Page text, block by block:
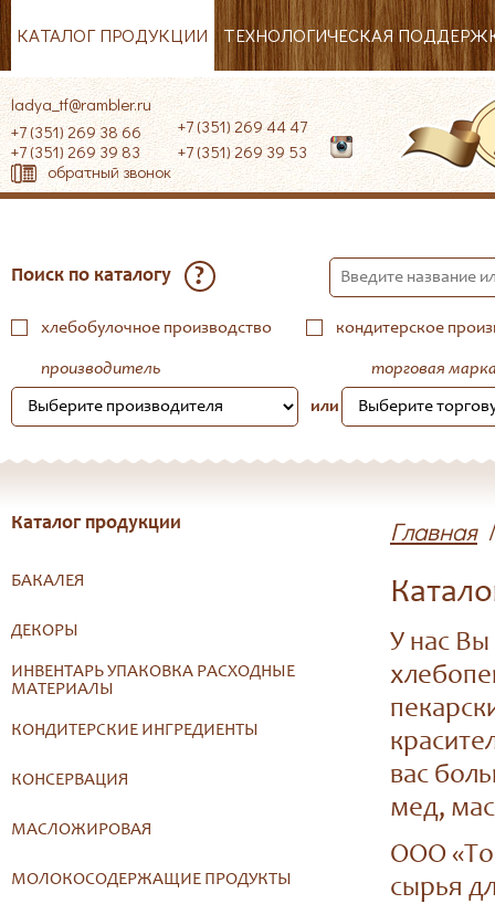
КАТАЛОГ ПРОДУКЦИИ ТЕХНОЛОГИЧЕСКАЯ
ladya_tf@rambler.ru
+7 (351) 269 38 66
+7 (351) 269 39 83
+7 (351) 269 44 47
+7 (351) 269 39 53
обратный звонок
Поиск по каталогу ?
хлебобулочное производство кондитерское
производитель
или
торговая
Каталог продукции
БАКАЛЕЯ
ДЕКОРЫ
ИНВЕНТАРЬ УПАКОВКА РАСХОДНЫЕ
МАТЕРИАЛЫ
КОНДИТЕРСКИЕ ИНГРЕДИЕНТЫ
КОНСЕРВАЦИЯ
МАСЛОЖИРОВАЯ
МОЛОКОСОДЕРЖАЩИЕ ПРОДУКТЫ
Главная
У нас
вас
мед,
ООО
сырья